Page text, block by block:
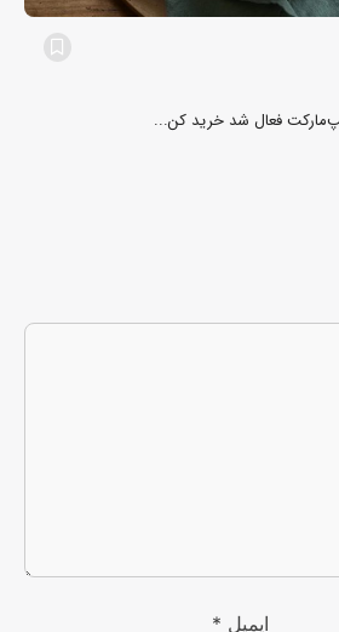
فعال شد خرید کن...
ایمیل *